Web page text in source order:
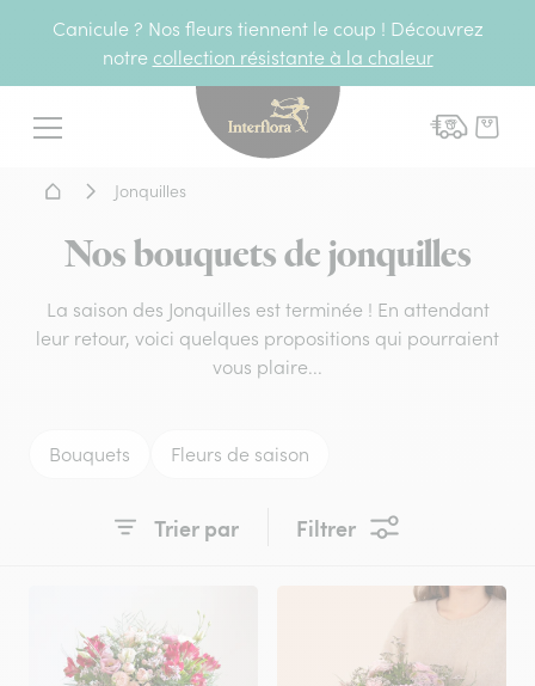
Canicule ? Nos fleurs tiennent le coup ! Découvrez
notre collection résistante à la chaleur
Menu
Interflora - livraison
Accueil - Livraison fleurs
Jonquilles
Nos bouquets de jonquilles
La saison des Jonquilles est terminée ! En attendant
leur retour, voici quelques propositions qui pourraient
vous plaire...
Bouquets Fleurs de saison
Trier par Filtrer